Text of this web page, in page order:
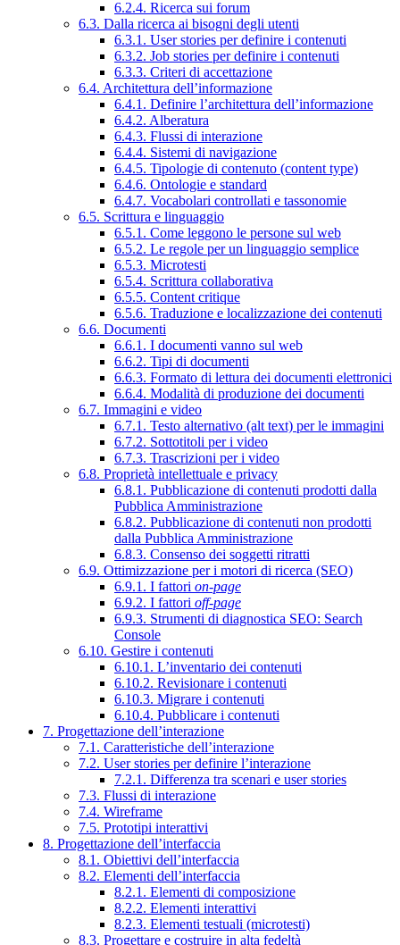
6.2.4. Ricerca sui forum
6.3. Dalla ricerca ai bisogni degli utenti
6.3.1. User stories per definire i contenuti
6.3.2. Job stories per definire i contenuti
6.3.3. Criteri di accettazione
6.4. Architettura dell’informazione
6.4.1. Definire l’architettura dell’informazione
6.4.2. Alberatura
6.4.3. Flussi di interazione
6.4.4. Sistemi di navigazione
6.4.5. Tipologie di contenuto (content type)
6.4.6. Ontologie e standard
6.4.7. Vocabolari controllati e tassonomie
6.5. Scrittura e linguaggio
6.5.1. Come leggono le persone sul web
6.5.2. Le regole per un linguaggio semplice
6.5.3. Microtesti
6.5.4. Scrittura collaborativa
6.5.5. Content critique
6.5.6. Traduzione e localizzazione dei contenuti
6.6. Documenti
6.6.1. I documenti vanno sul web
6.6.2. Tipi di documenti
6.6.3. Formato di lettura dei documenti elettronici
6.6.4. Modalità di produzione dei documenti
6.7. Immagini e video
6.7.1. Testo alternativo (alt text) per le immagini
6.7.2. Sottotitoli per i video
6.7.3. Trascrizioni per i video
6.8. Proprietà intellettuale e privacy
6.8.1. Pubblicazione di contenuti prodotti dalla
Pubblica Amministrazione
6.8.2. Pubblicazione di contenuti non prodotti
dalla Pubblica Amministrazione
6.8.3. Consenso dei soggetti ritratti
6.9. Ottimizzazione per i motori di ricerca (SEO)
6.9.1. I fattori on-page
6.9.2. I fattori off-page
6.9.3. Strumenti di diagnostica SEO: Search
Console
6.10. Gestire i contenuti
6.10.1. L’inventario dei contenuti
6.10.2. Revisionare i contenuti
6.10.3. Migrare i contenuti
6.10.4. Pubblicare i contenuti
7. Progettazione dell’interazione
7.1. Caratteristiche dell’interazione
7.2. User stories per definire l’interazione
7.2.1. Differenza tra scenari e user stories
7.3. Flussi di interazione
7.4. Wireframe
7.5. Prototipi interattivi
8. Progettazione dell’interfaccia
8.1. Obiettivi dell’interfaccia
8.2. Elementi dell’interfaccia
8.2.1. Elementi di composizione
8.2.2. Elementi interattivi
8.2.3. Elementi testuali (microtesti)
8.3. Progettare e costruire in alta fedeltà